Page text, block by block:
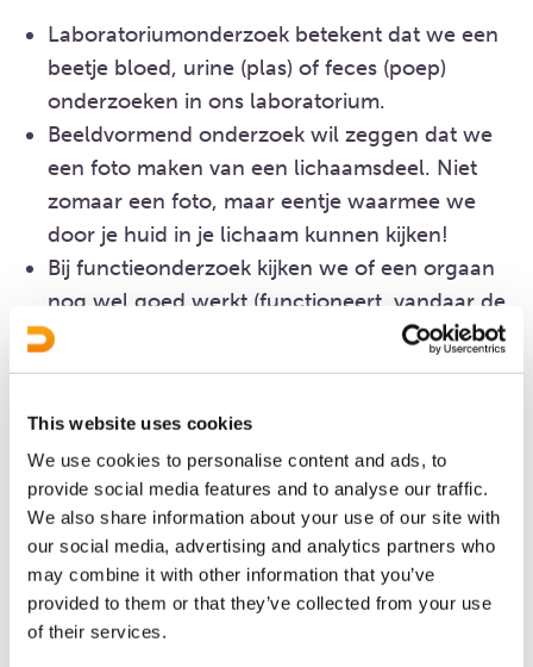
This website uses cookies
We use cookies to personalise content and ads, to
provide social media features and to analyse our traffic.
We also share information about your use of our site with
our social media, advertising and analytics partners who
may combine it with other information that you’ve
provided to them or that they’ve collected from your use
of their services.
Laboratoriumonderzoek betekent dat we een
beetje bloed, urine (plas) of feces (poep)
onderzoeken in ons laboratorium.
Beeldvormend onderzoek wil zeggen dat we
een foto maken van een lichaamsdeel. Niet
zomaar een foto, maar eentje waarmee we
door je huid in je lichaam kunnen kijken!
Bij functieonderzoek kijken we of een orgaan
nog wel goed werkt (functioneert, vandaar de
naam functieonderzoek). Dat kan op
verschillende manieren, het ligt eraan wat we
Klik links in het menu op een van de
onderzoeken voor meer informatie daarover.
Staat het onderzoek waarover je iets wilt weten
hier niet bij? Kijk dan op de paginaonderzoeken
Daar vind je een uitgebreide lijst.